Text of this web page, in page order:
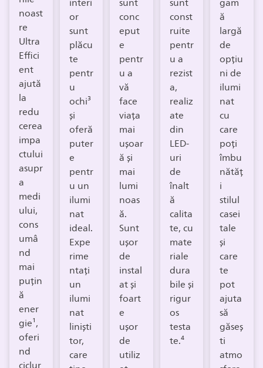
noast
re
Ultra
Effici
ent
ajută
la
redu
cerea
impa
ctului
asupr
a
medi
ului,
cons
umâ
nd
mai
puțin
ă
ener
gie¹,
oferi
nd
or
sunt
plăcu
te
pentr
u
ochi³
și
oferă
puter
e
pentr
u un
ilumi
nat
ideal.
Expe
rime
ntați
un
ilumi
nat
liniști
tor,
care
conc
eput
e
pentr
u a
vă
face
viața
mai
ușoar
ă și
mai
lumi
noas
ă.
Sunt
ușor
de
instal
at și
foart
e
ușor
de
utiliz
const
ruite
pentr
u a
rezist
a,
realiz
ate
din
LED-
uri
de
înalt
ă
calita
te, cu
mate
riale
dura
bile și
rigur
os
testa
te.⁴
ă
largă
de
opțiu
ni de
ilumi
nat
cu
care
poți
îmbu
nătăț
i
stilul
casei
tale
și
care
te
pot
ajuta
să
găseș
ti
atmo